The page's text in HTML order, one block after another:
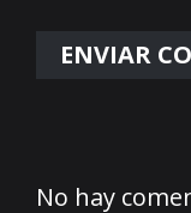
No hay